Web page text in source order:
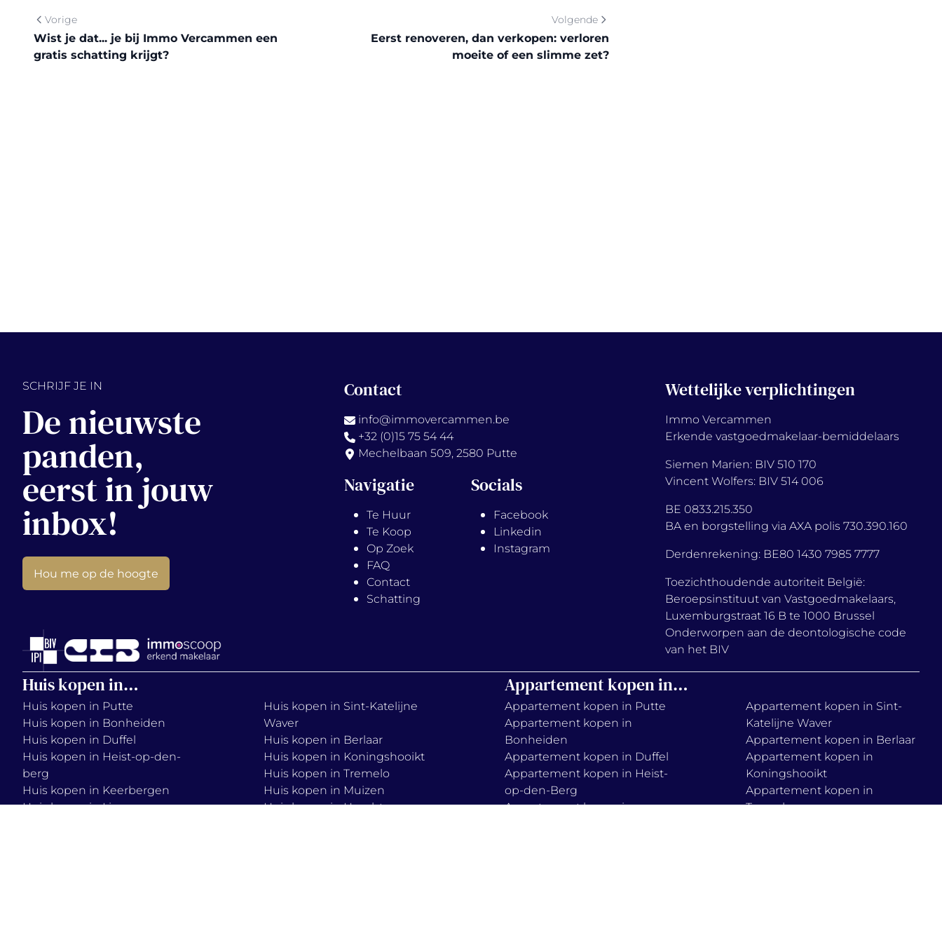
Vorige
Wist je dat... je bij Immo Vercammen een
gratis schatting krijgt?
Volgende
Eerst renoveren, dan verkopen: verloren
moeite of een slimme zet?
SCHRIJF JE IN
De nieuwste
panden,
eerst in jouw
inbox!
Hou me op de hoogte
Contact
info@immovercammen.be
+32 (0)15 75 54 44
Mechelbaan 509, 2580 Putte
Navigatie
Te Huur
Te Koop
Op Zoek
FAQ
Contact
Schatting
Socials
Facebook
Linkedin
Instagram
Wettelijke verplichtingen
Immo Vercammen
Erkende vastgoedmakelaar-bemiddelaars
Siemen Marien: BIV 510 170
Vincent Wolfers: BIV 514 006
BE 0833.215.350
BA en borgstelling via AXA polis 730.390.160
Derdenrekening: BE80 1430 7985 7777
Toezichthoudende autoriteit België:
Beroepsinstituut van Vastgoedmakelaars,
Luxemburgstraat 16 B te 1000 Brussel
Onderworpen aan de deontologische code
van het BIV
Huis kopen in… Appartement kopen in…
Huis kopen in Putte
Huis kopen in Bonheiden
Huis kopen in Duffel
Huis kopen in Heist-op-den-
berg
Huis kopen in Keerbergen
Huis kopen in Lier
Huis kopen in Sint-Katelijne
Waver
Huis kopen in Berlaar
Huis kopen in Koningshooikt
Huis kopen in Tremelo
Huis kopen in Muizen
Huis kopen in Haacht
Appartement kopen in Putte
Appartement kopen in
Bonheiden
Appartement kopen in Duffel
Appartement kopen in Heist-
op-den-Berg
Appartement kopen in
Appartement kopen in Sint-
Katelijne Waver
Appartement kopen in Berlaar
Appartement kopen in
Koningshooikt
Appartement kopen in
Tremelo